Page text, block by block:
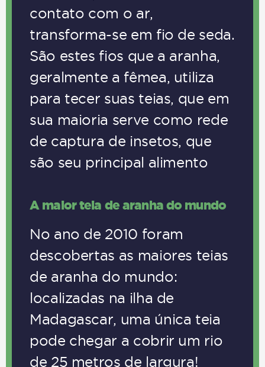
contato com o ar,
transforma-se em fio de seda.
São estes fios que a aranha,
geralmente a fêmea, utiliza
para tecer suas teias, que em
sua maioria serve como rede
de captura de insetos, que
são seu principal alimento
A maior teia de aranha do mundo
No ano de 2010 foram
descobertas as maiores teias
de aranha do mundo:
localizadas na ilha de
Madagascar, uma única teia
pode chegar a cobrir um rio
de 25 metros de largura!